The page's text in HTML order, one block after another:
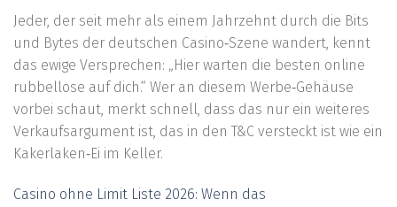
Jeder, der seit mehr als einem Jahrzehnt durch die Bits
und Bytes der deutschen Casino‑Szene wandert, kennt
das ewige Versprechen: „Hier warten die besten online
rubbellose auf dich.“ Wer an diesem Werbe‑Gehäuse
vorbei schaut, merkt schnell, dass das nur ein weiteres
Verkaufsargument ist, das in den T&C versteckt ist wie ein
Kakerlaken‑Ei im Keller.
Casino ohne Limit Liste 2026: Wenn das